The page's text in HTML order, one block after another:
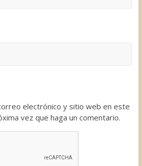
electrónico y sitio web en este
vez que haga un comentario.